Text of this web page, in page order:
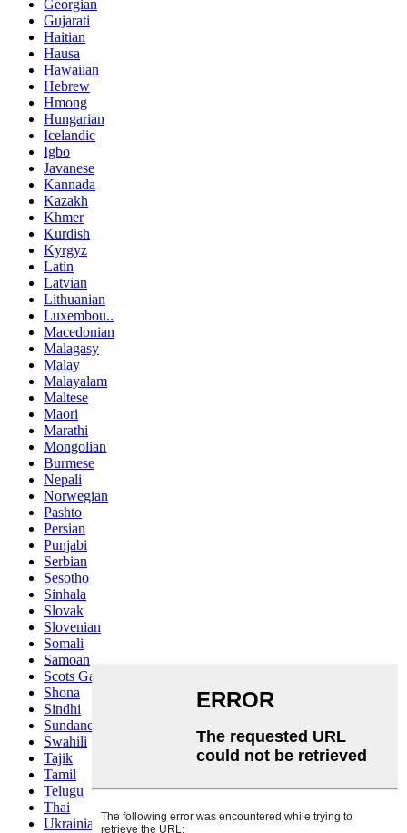
Georgian
Gujarati
Haitian
Hausa
Hawaiian
Hebrew
Hmong
Hungarian
Icelandic
Igbo
Javanese
Kannada
Kazakh
Khmer
Kurdish
Kyrgyz
Latin
Latvian
Lithuanian
Luxembou..
Macedonian
Malagasy
Malay
Malayalam
Maltese
Maori
Marathi
Mongolian
Burmese
Nepali
Norwegian
Pashto
Persian
Punjabi
Serbian
Sesotho
Sinhala
Slovak
Slovenian
Somali
Samoan
Scots Gaelic
Shona
Sindhi
Sundanese
Swahili
Tajik
Tamil
Telugu
Thai
Ukrainian